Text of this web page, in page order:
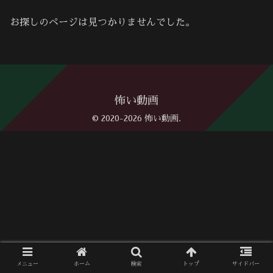
お探しのページは見つかりませんでした。
怖い動画
© 2020-2026 怖い動画.
メニュー ホーム 検索 トップ サイドバー